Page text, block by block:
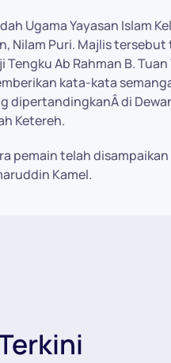
Ugama Yayasan Islam
Nilam Puri. Majlis
Ab Rahman B. Tuan
kata-kata
dipertandingkanÂ di
Ketereh.
pemain telah disampaikan
Kamel.